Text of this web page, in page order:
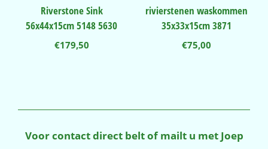
Riverstone Sink
56x44x15cm 5148 5630
€179,50
rivierstenen waskommen
35x33x15cm 3871
€75,00
Voor contact direct belt of mailt u met Joep